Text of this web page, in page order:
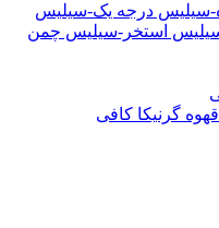
سیلیس درجه یک-سیلیس
استخر-سیلیس چمن
گرنیکا کافی